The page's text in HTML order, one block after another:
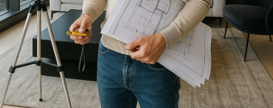
Информация
О дизайнере
Портфолио
Цены
Калькулятор
Контакты
Вакансии
Журнал
Акции
Ремонт
Ремонт квартир
Ремонт домов
Ремонт офиса
Ремонт магазина
Ремонт кафе